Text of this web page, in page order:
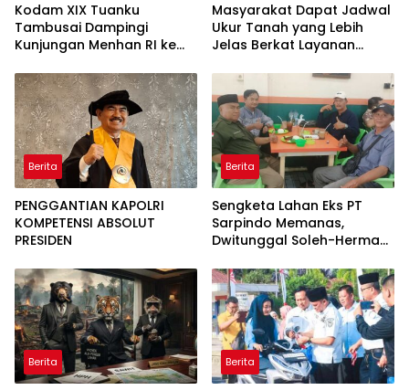
Kodam XIX Tuanku
Tambusai Dampingi
Kunjungan Menhan RI ke
Perkuat Pembangunan
Satuan
Masyarakat Dapat Jadwal
Ukur Tanah yang Lebih
Jelas Berkat Layanan
Berita
PENGGANTIAN KAPOLRI
KOMPETENSI ABSOLUT
PRESIDEN
Berita
Sengketa Lahan Eks PT
Sarpindo Memanas,
Dwitunggal Soleh-Herman
ke Pulau Rupat
Berita Berita